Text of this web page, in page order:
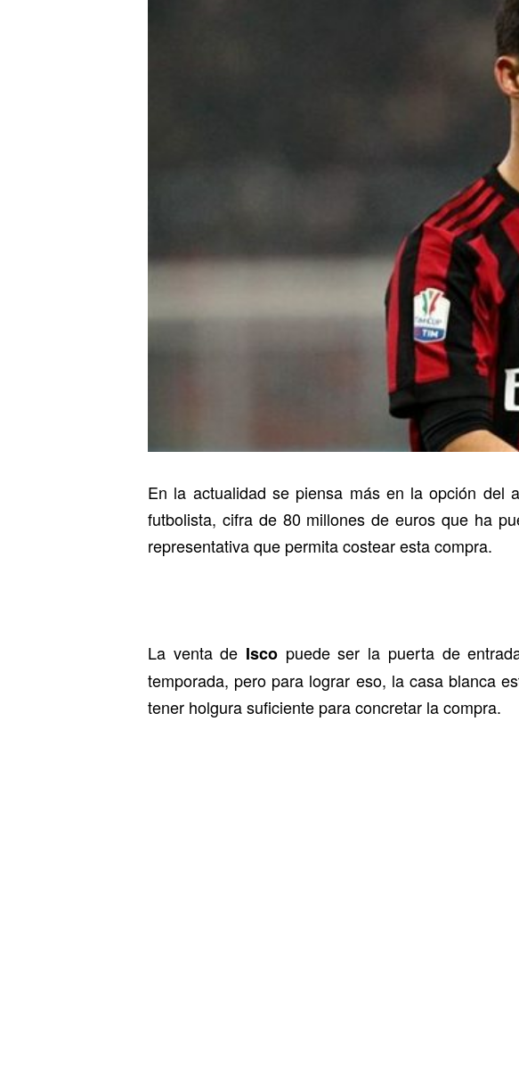
En la actualidad se piensa más en la opción del
futbolista, cifra de 80 millones de euros que ha
representativa que permita costear esta compra.
La venta de Isco puede ser la puerta de
temporada, pero para lograr eso, la casa blanca
tener holgura suficiente para concretar la compra.